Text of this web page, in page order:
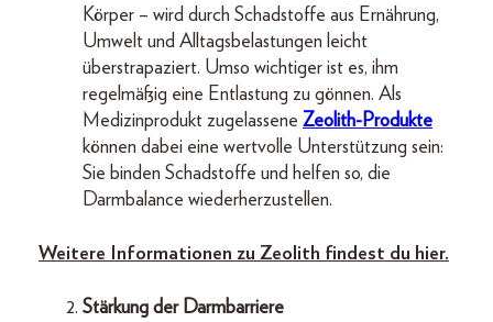
Körper – wird durch Schadstoffe aus Ernährung,
Umwelt und Alltagsbelastungen leicht
überstrapaziert. Umso wichtiger ist es, ihm
regelmäßig eine Entlastung zu gönnen. Als
Medizinprodukt zugelassene Zeolith-Produkte
können dabei eine wertvolle Unterstützung sein:
Sie binden Schadstoffe und helfen so, die
Darmbalance wiederherzustellen.
Weitere Informationen zu Zeolith findest du hier.
Stärkung der Darmbarriere